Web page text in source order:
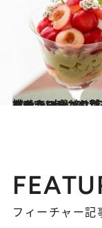
2024.6.27
桃のシーズンも到来！ すももやローズのパフェもワインに合わせ渋谷2丁目で
グルメ
フィーチャー記